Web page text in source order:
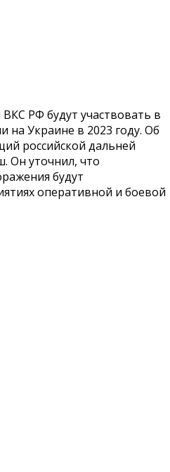
РФ будут участвовать в
на Украине в 2023 году. Об
российской дальней
Он уточнил, что
будут
оперативной и боевой